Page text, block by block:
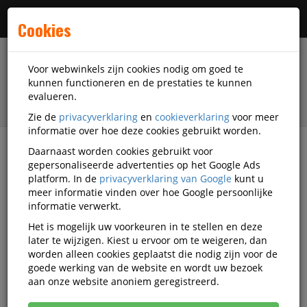
filter
Papierwaren Etiketten Standaard etiketten
Standaard etiketten
Populariteit
Cookies
Voor webwinkels zijn cookies nodig om goed te
kunnen functioneren en de prestaties te kunnen
evalueren.
Zie de privacyverklaring en cookieverklaring voor meer
informatie over hoe deze cookies gebruikt worden.
Daarnaast worden cookies gebruikt voor
gepersonaliseerde advertenties op het Google Ads
platform. In de privacyverklaring van Google kunt u
meer informatie vinden over hoe Google persoonlijke
informatie verwerkt.
Het is mogelijk uw voorkeuren in te stellen en deze
later te wijzigen. Kiest u ervoor om te weigeren, dan
worden alleen cookies geplaatst die nodig zijn voor de
goede werking van de website en wordt uw bezoek
aan onze website anoniem geregistreerd.